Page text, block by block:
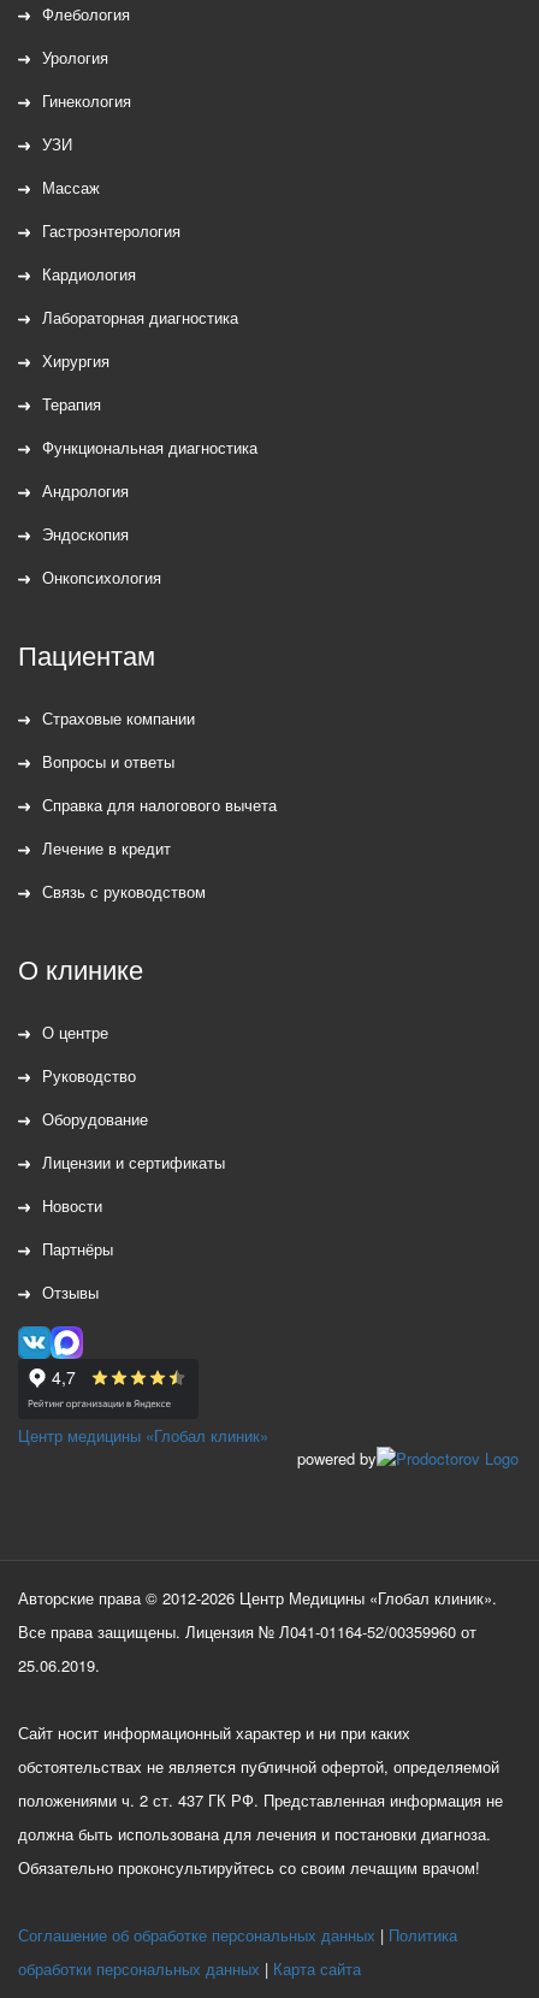
Флебология
Урология
Гинекология
УЗИ
Массаж
Гастроэнтерология
Кардиология
Лабораторная диагностика
Хирургия
Терапия
Функциональная диагностика
Андрология
Эндоскопия
Онкопсихология
Пациентам
Страховые компании
Вопросы и ответы
Справка для налогового вычета
Лечение в кредит
Связь с руководством
О клинике
О центре
Руководство
Оборудование
Лицензии и сертификаты
Новости
Партнёры
Отзывы
Центр медицины «Глобал клиник»
powered by
Авторские права © 2012-2026 Центр Медицины «Глобал клиник».
Все права защищены. Лицензия № Л041-01164-52/00359960 от
25.06.2019.
Сайт носит информационный характер и ни при каких
обстоятельствах не является публичной офертой, определяемой
положениями ч. 2 ст. 437 ГК РФ. Представленная информация не
должна быть использована для лечения и постановки диагноза.
Обязательно проконсультируйтесь со своим лечащим врачом!
Соглашение об обработке персональных данных
Политика
обработки персональных данных
Карта сайта